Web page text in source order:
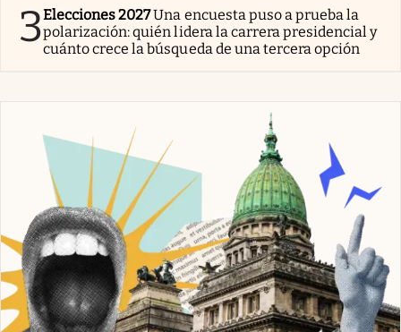
3Elecciones 2027Una encuesta puso a prueba la
polarización: quién lidera la carrera presidencial y
cuánto crece la búsqueda de una tercera opción